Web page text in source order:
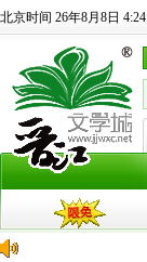
北京时间 26年8月8日 4:24